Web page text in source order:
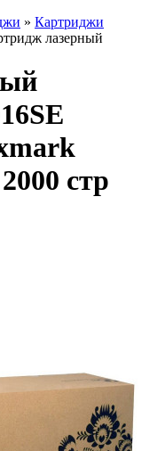
» Картриджи
лазерный
стр